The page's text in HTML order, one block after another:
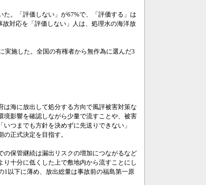
。「評価しない」が67%で、「評価する」は
対応を「評価しない」人は、処理水の海洋放
施した。全国の有権者から無作為に選んだ3
海に放出して処分する方向で風評被害対策な
境影響を確認しながら少量で流すことや、被害
つまでも方針を決めずに先送りできない」
正式決定を目指す。
保管継続は漏出リスクの増加につながるなど
十分に低くした上で敷地内から流すことにし
1以下に薄め、放出総量は事故前の福島第一原